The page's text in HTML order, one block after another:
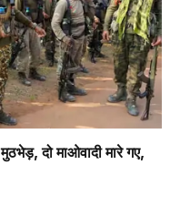
दो माओवादी मारे गए,